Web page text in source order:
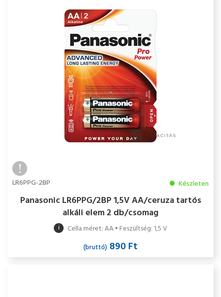
LR6PPG-2BP Készleten
Panasonic LR6PPG/2BP 1,5V AA/ceruza tartós
alkáli elem 2 db/csomag
i
Cella méret: AA • Feszültség: 1,5 V
(bruttó) 890 Ft